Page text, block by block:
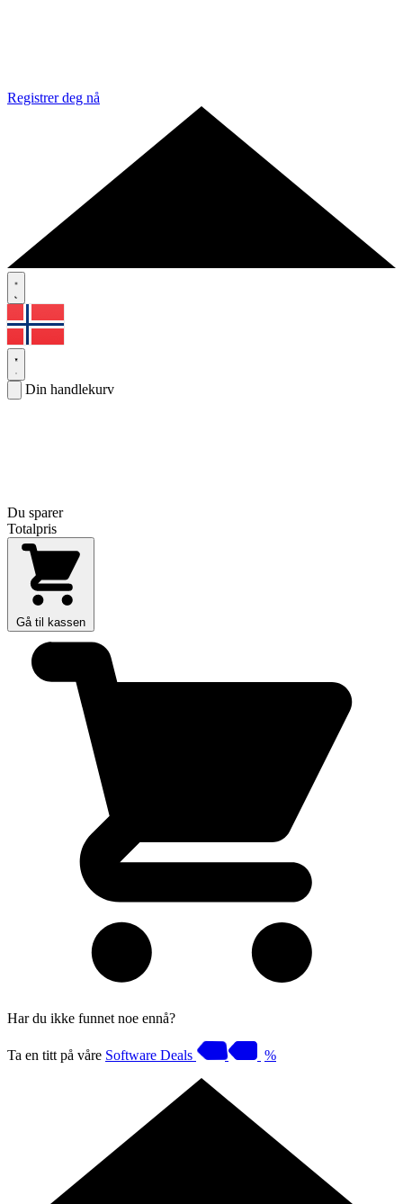
Registrer deg nå
Din handlekurv
Du sparer
Totalpris
Gå til kassen
Har du ikke funnet noe ennå?
Ta en titt på våre Software Deals %